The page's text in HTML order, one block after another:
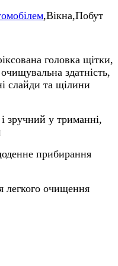
,Вікна,Побут
головка щітки,
здатність,
слайди та щілини
зручний у триманні,
прибирання
легкого очищення